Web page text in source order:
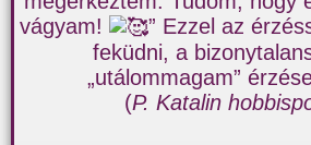
vágyam!
” Ezzel az
feküdni, a
„utálommagam”
(P. Katalin